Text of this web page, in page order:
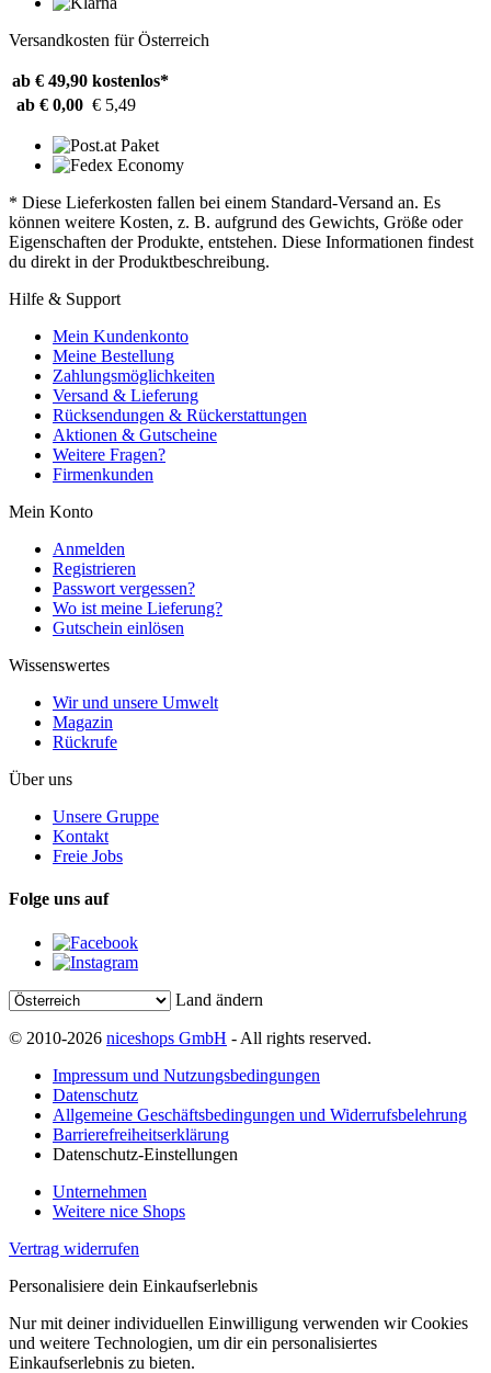
Versandkosten für Österreich
ab € 49,90 kostenlos*
ab € 0,00 € 5,49
* Diese Lieferkosten fallen bei einem Standard-Versand an. Es
können weitere Kosten, z. B. aufgrund des Gewichts, Größe oder
Eigenschaften der Produkte, entstehen. Diese Informationen findest
du direkt in der Produktbeschreibung.
Hilfe & Support
Mein Kundenkonto
Meine Bestellung
Zahlungsmöglichkeiten
Versand & Lieferung
Rücksendungen & Rückerstattungen
Aktionen & Gutscheine
Weitere Fragen?
Firmenkunden
Mein Konto
Anmelden
Registrieren
Passwort vergessen?
Wo ist meine Lieferung?
Gutschein einlösen
Wissenswertes
Wir und unsere Umwelt
Magazin
Rückrufe
Über uns
Unsere Gruppe
Kontakt
Freie Jobs
Folge uns auf
Land ändern
© 2010-2026 niceshops GmbH - All rights reserved.
Impressum und Nutzungsbedingungen
Datenschutz
Allgemeine Geschäftsbedingungen und Widerrufsbelehrung
Barrierefreiheitserklärung
Datenschutz-Einstellungen
Unternehmen
Weitere nice Shops
Vertrag widerrufen
Personalisiere dein Einkaufserlebnis
Nur mit deiner individuellen Einwilligung verwenden wir Cookies
und weitere Technologien, um dir ein personalisiertes
Einkaufserlebnis zu bieten.